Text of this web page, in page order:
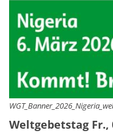
Weltgebetstag Fr.,